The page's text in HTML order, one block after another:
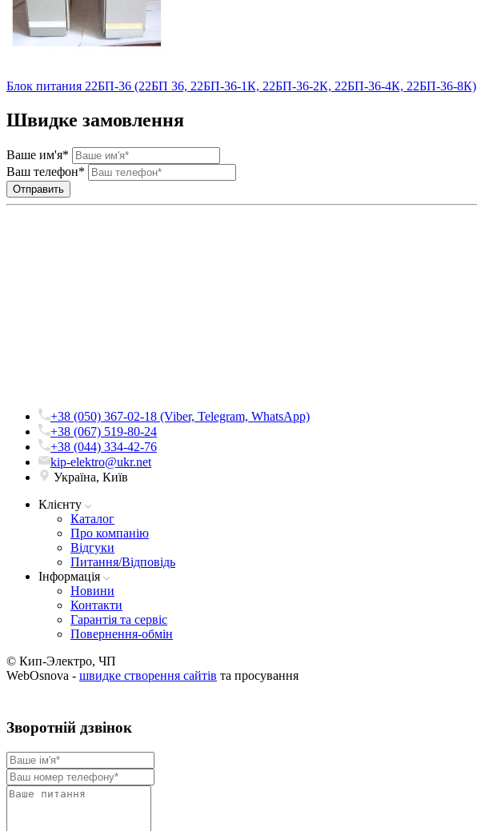
Блок питания 22БП-36 (22БП 36, 22БП-36-1К, 22БП-36-2К, 22БП-36-4К, 22БП-36-8К)
Швидке замовлення
Ваше им'я*
Ваш телефон*
+38 (050) 367-02-18 (Viber, Telegram, WhatsApp)
+38 (067) 519-80-24
+38 (044) 334-42-76
kip-elektro@ukr.net
Україна, Київ
Клієнту
Каталог
Про компанію
Вiдгуки
Питання/Відповідь
Iнформацiя
Новини
Контакти
Гарантія та сервіс
Повернення-обмін
© Кип-Электро, ЧП
WebOsnova - швидке створення сайтів та просування
Зворотнiй дзвiнок